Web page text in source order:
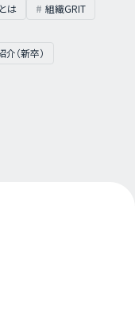
は
組織GRIT
（新卒）